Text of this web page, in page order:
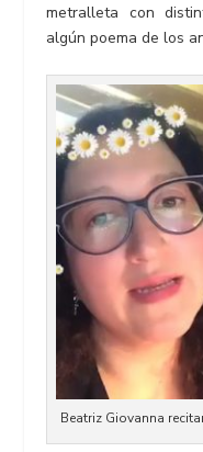
metralleta con
algún poema de los
Beatriz Giovanna